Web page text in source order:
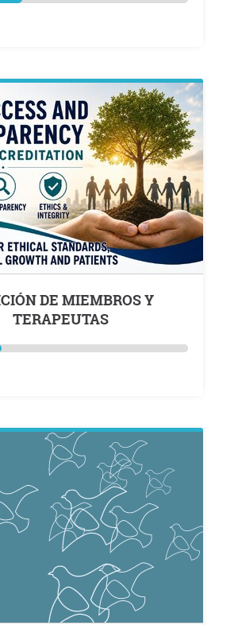
TERAPEUTAS